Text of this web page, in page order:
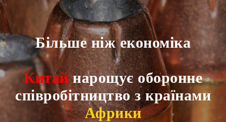
Більше ніж економіка
Китайнарощує оборонне
співробітництво з країнами
Африки